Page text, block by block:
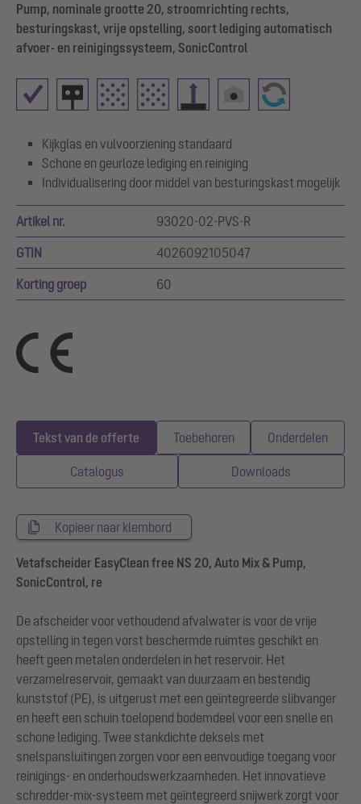
Pump, nominale grootte 20, stroomrichting rechts,
besturingskast, vrije opstelling, soort lediging automatisch
afvoer- en reinigingssysteem, SonicControl
Kijkglas en vulvoorziening standaard
Schone en geurloze lediging en reiniging
Individualisering door middel van besturingskast mogelijk
Artikel nr. 93020-02-PVS-R
GTIN 4026092105047
Korting groep 60
Tekst van de offerte Toebehoren Onderdelen
Catalogus Downloads
Kopieer naar klembord
Vetafscheider EasyClean free NS 20, Auto Mix & Pump,
SonicControl, re
De afscheider voor vethoudend afvalwater is voor de vrije
opstelling in tegen vorst beschermde ruimtes geschikt en
heeft geen metalen onderdelen in het reservoir. Het
verzamelreservoir, gemaakt van duurzaam en bestendig
kunststof (PE), is uitgerust met een geïntegreerde slibvanger
en heeft een schuin toelopend bodemdeel voor een snelle en
schone lediging. Twee stankdichte deksels met
snelspansluitingen zorgen voor een eenvoudige toegang voor
reinigings- en onderhoudswerkzaamheden. Het innovatieve
schredder-mix-systeem met geïntegreerd snijwerk zorgt voor